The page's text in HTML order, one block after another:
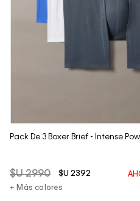
Pack De 3 Boxer Brief - Intense
$U 2990 $U 2392
+ Más colores